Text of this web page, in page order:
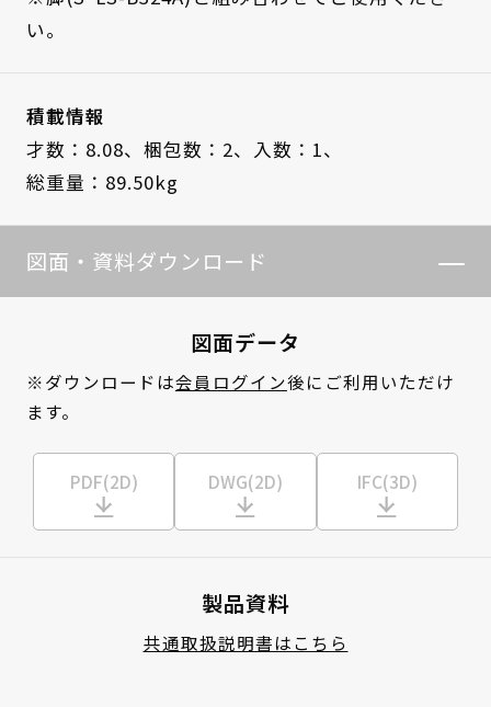
い。
積載情報
才数：8.08、 梱包数：2、 入数：1、
総重量：89.50kg
図面・資料ダウンロード
図面データ
※ダウンロードは会員ログイン後にご利用いただけ
ます。
PDF(2D) DWG(2D) IFC(3D)
製品資料
共通取扱説明書はこちら